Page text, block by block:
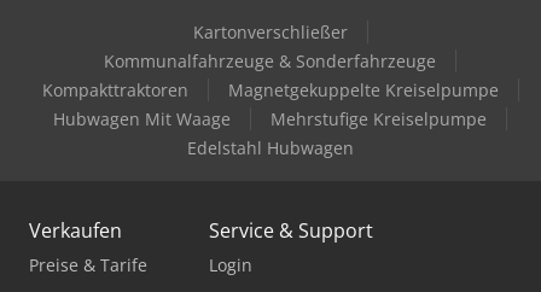
Kartonverschließer
Kommunalfahrzeuge & Sonderfahrzeuge
Kompakttraktoren
Magnetgekuppelte Kreiselpumpe
Hubwagen Mit Waage
Mehrstufige Kreiselpumpe
Edelstahl Hubwagen
Verkaufen
Preise & Tarife
Service & Support
Login